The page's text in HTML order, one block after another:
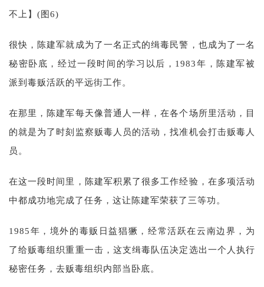
很快，陈建军就成为了一名正式的缉毒民警，也成为了一名
秘密卧底，经过一段时间的学习以后，1983年，陈建军被
派到毒贩活跃的平远街工作。
在那里，陈建军每天像普通人一样，在各个场所里活动，目
的就是为了时刻监察贩毒人员的活动，找准机会打击贩毒人
员。
在这一段时间里，陈建军积累了很多工作经验，在多项活动
中都成功地完成了任务，这让陈建军荣获了三等功。
1985年，境外的毒贩日益猖獗，经常活跃在云南边界，为
了给贩毒组织重重一击，这支缉毒队伍决定选出一个人执行
秘密任务，去贩毒组织内部当卧底。